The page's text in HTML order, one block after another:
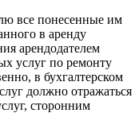
все понесенные им
в аренду
арендодателем
услуг по ремонту
в бухгалтерском
должно отражаться
сторонним